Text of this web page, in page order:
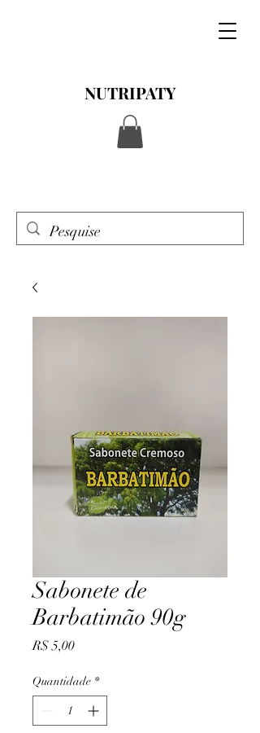
NUTRIPATY
Sabonete de
Barbatimão 90g
R$ 5,00Preço
Quantidade *